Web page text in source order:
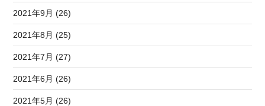
2021年9月 (26)
2021年8月 (25)
2021年7月 (27)
2021年6月 (26)
2021年5月 (26)